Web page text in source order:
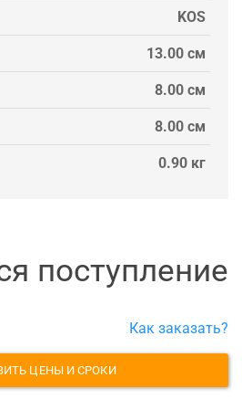
KOS
13.00 см
8.00 см
8.00 см
0.90 кг
поступление
Как заказать?
ЦЕНЫ И СРОКИ